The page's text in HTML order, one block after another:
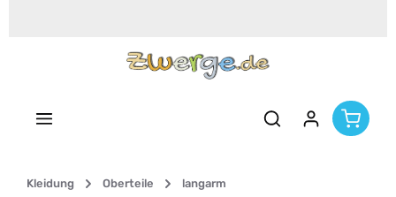
Kleidung Oberteile langarm